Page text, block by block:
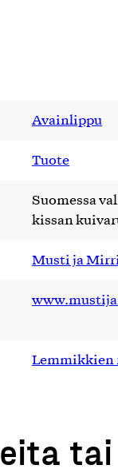
Avainlippu
Tuote
Suomessa
kissan
Musti ja
Lemmikkien
tai